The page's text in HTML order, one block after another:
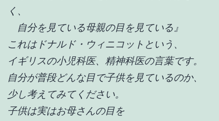
く、
自分を見ている母親の目を見ている』
これはドナルド・ウィニコットという、
イギリスの小児科医、精神科医の言葉です。
自分が普段どんな目で子供を見ているのか、
少し考えてみてください。
子供は実はお母さんの目を